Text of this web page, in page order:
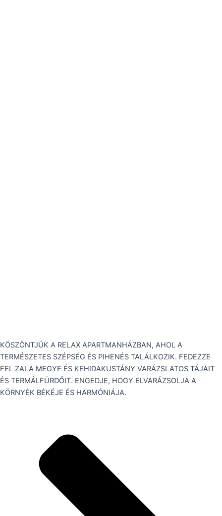
KÖSZÖNTJÜK A RELAX APARTMANHÁZBAN, AHOL A
TERMÉSZETES SZÉPSÉG ÉS PIHENÉS TALÁLKOZIK. FEDEZZE
FEL ZALA MEGYE ÉS KEHIDAKUSTÁNY VARÁZSLATOS TÁJAIT
ÉS TERMÁLFÜRDŐIT. ENGEDJE, HOGY ELVARÁZSOLJA A
KÖRNYÉK BÉKÉJE ÉS HARMÓNIÁJA.